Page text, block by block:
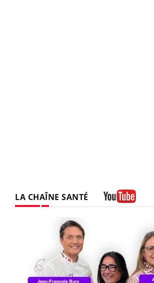
LA CHAÎNE SANTÉ